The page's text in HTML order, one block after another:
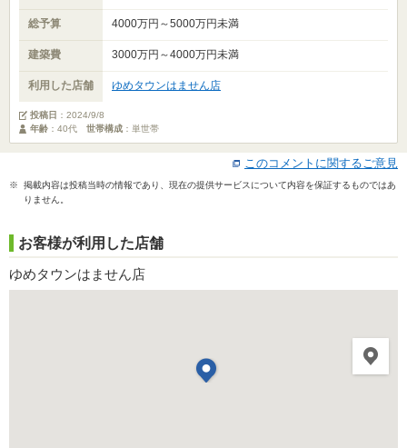
総予算 4000万円～5000万円未満
建築費 3000万円～4000万円未満
利用した店舗 ゆめタウンはません店
投稿日 ： 2024/9/8
年齢 ：40代 世帯構成 ：単世帯
このコメントに関するご意見
※ 掲載内容は投稿当時の情報であり、現在の提供サービスについて内容を保証するものではあ
りません。
お客様が利用した店舗
ゆめタウンはません店